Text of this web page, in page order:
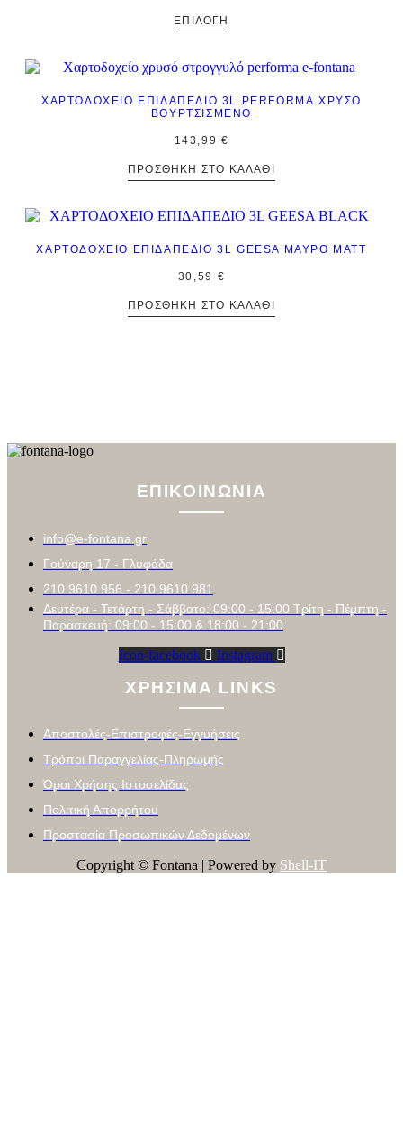
ΕΠΙΛΟΓΉ
ΧΑΡΤΟΔΟΧΕΊΟ ΕΠΙΔΑΠΈΔΙΟ 3L PERFORMA ΧΡΥΣΌ
ΒΟΥΡΤΣΙΣΜΈΝΟ
143,99 €
ΠΡΟΣΘΉΚΗ ΣΤΟ ΚΑΛΆΘΙ
ΧΑΡΤΟΔΟΧΕΊΟ ΕΠΙΔΑΠΈΔΙΟ 3L GEESA ΜΑΎΡΟ ΜΑΤΤ
30,59 €
ΠΡΟΣΘΉΚΗ ΣΤΟ ΚΑΛΆΘΙ
ΕΠΙΚΟΙΝΩΝΙΑ
info@e-fontana.gr
Γούναρη 17 - Γλυφάδα
210 9610 956 - 210 9610 981
Δευτέρα - Τετάρτη - Σάββατο: 09:00 - 15:00 Τρίτη - Πέμπτη -
Παρασκευή: 09:00 - 15:00 & 18:00 - 21:00
Icon-facebook Instagram
ΧΡΗΣΙΜΑ LINKS
Αποστολές-Επιστροφές-Εγγυήσεις
Τρόποι Παραγγελίας-Πληρωμής
Όροι Χρήσης Ιστοσελίδας
Πολιτική Απορρήτου
Προστασία Προσωπικών Δεδομένων
Copyright © Fontana | Powered by Shell-IT